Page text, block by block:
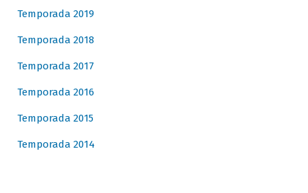
Temporada 2019
Temporada 2018
Temporada 2017
Temporada 2016
Temporada 2015
Temporada 2014